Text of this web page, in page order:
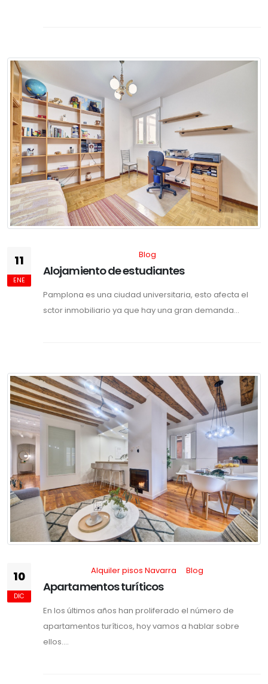
11
ENE
Blog
Alojamiento de estudiantes
Pamplona es una ciudad universitaria, esto afecta el
sctor inmobiliario ya que hay una gran demanda...
10
DIC
Alquiler pisos Navarra Blog
Apartamentos turíticos
En los últimos años han proliferado el número de
apartamentos turíticos, hoy vamos a hablar sobre
ellos....